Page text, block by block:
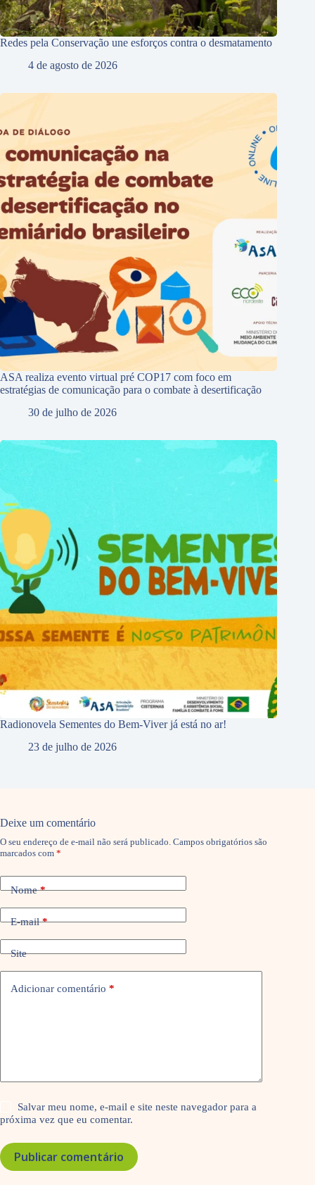
Redes pela Conservação une esforços contra o desmatamento
4 de agosto de 2026
ASA realiza evento virtual pré COP17 com foco em
estratégias de comunicação para o combate à desertificação
30 de julho de 2026
Radionovela Sementes do Bem-Viver já está no ar!
23 de julho de 2026
Deixe um comentário
O seu endereço de e-mail não será publicado. Campos obrigatórios são
marcados com *
Nome*
E-mail*
Site
Adicionar comentário *
Salvar meu nome, e-mail e site neste navegador para a
próxima vez que eu comentar.
Publicar comentário